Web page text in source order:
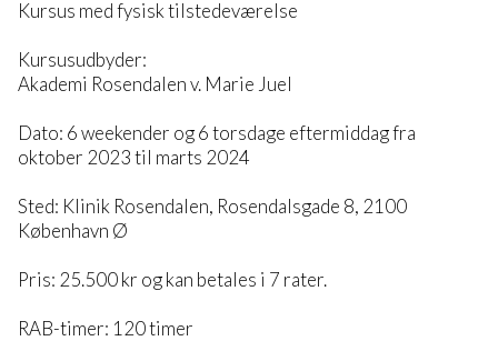
Kursus med fysisk tilstedeværelse
Kursusudbyder:
Akademi Rosendalen v. Marie Juel
Dato: 6 weekender og 6 torsdage eftermiddag fra
oktober 2023 til marts 2024
Sted: Klinik Rosendalen, Rosendalsgade 8, 2100
København Ø
Pris: 25.500 kr og kan betales i 7 rater.
RAB-timer: 120 timer